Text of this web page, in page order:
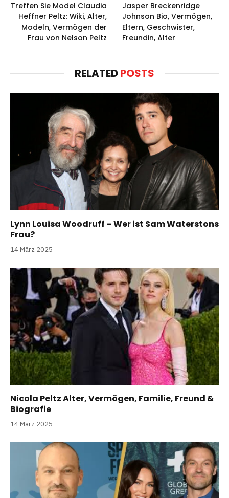
Treffen Sie Model Claudia
Heffner Peltz: Wiki, Alter,
Modeln, Vermögen der
Frau von Nelson Peltz
Jasper Breckenridge
Johnson Bio, Vermögen,
Eltern, Geschwister,
Freundin, Alter
RELATEDPOSTS
Lynn Louisa Woodruff – Wer ist Sam Waterstons
Frau?
14 März 2025
Nicola Peltz Alter, Vermögen, Familie, Freund &
Biografie
14 März 2025